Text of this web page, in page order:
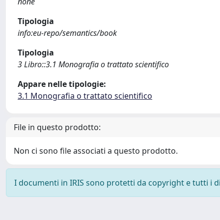
Tipologia
info:eu-repo/semantics/book
Tipologia
3 Libro::3.1 Monografia o trattato scientifico
Appare nelle tipologie:
3.1 Monografia o trattato scientifico
File in questo prodotto:
Non ci sono file associati a questo prodotto.
I documenti in IRIS sono protetti da copyright e tutti i